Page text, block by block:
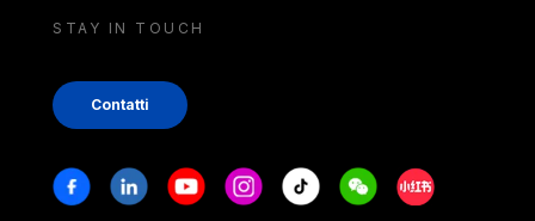
STAY IN TOUCH
Contatti
Stay in touch
FacebookLinkedinYoutubeInstagram
Tiktok WeechatXiaohongshu/